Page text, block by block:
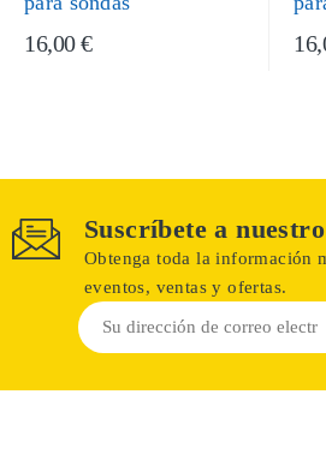
16,00 €
Suscríbete a
Obtenga toda la información
eventos, ventas y ofertas.